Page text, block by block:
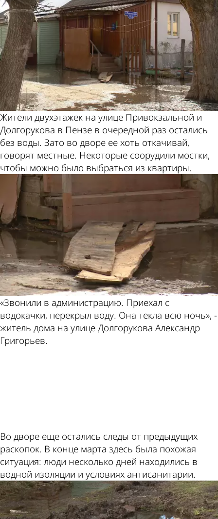
Жители двухэтажек на улице Привокзальной и
Долгорукова в Пензе в очередной раз остались
без воды. Зато во дворе ее хоть откачивай,
говорят местные. Некоторые соорудили мостки,
чтобы можно было выбраться из квартиры.
«Звонили в администрацию. Приехал с
водокачки, перекрыл воду. Она текла всю ночь», -
житель дома на улице Долгорукова Александр
Григорьев.
Во дворе еще остались следы от предыдущих
раскопок. В конце марта здесь была похожая
ситуация: люди несколько дней находились в
водной изоляции и условиях антисанитарии.